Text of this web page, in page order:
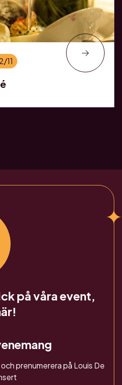
11
på våra event,
prenumerera på Louis De